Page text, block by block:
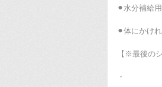
⚫︎水分補給
⚫︎体にかけ
【※最後の
・